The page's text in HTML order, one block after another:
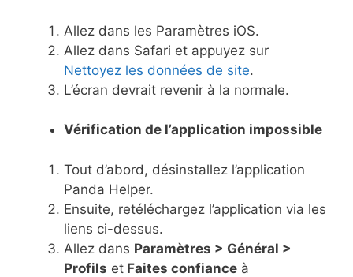
Allez dans les Paramètres iOS.
Allez dans Safari et appuyez sur
Nettoyez les données de site.
L’écran devrait revenir à la normale.
Vérification de l’application impossible
Tout d’abord, désinstallez l’application
Panda Helper.
Ensuite, retéléchargez l’application via les
liens ci-dessus.
Allez dans Paramètres > Général >
Profils et Faites confiance à